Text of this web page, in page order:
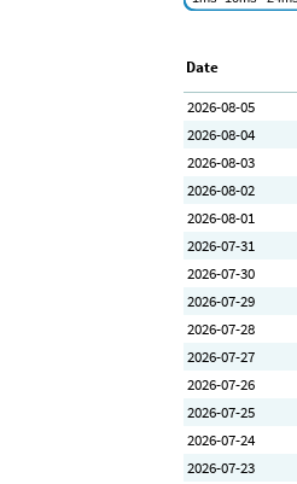
Date
2026-08-05
2026-08-04
2026-08-03
2026-08-02
2026-08-01
2026-07-31
2026-07-30
2026-07-29
2026-07-28
2026-07-27
2026-07-26
2026-07-25
2026-07-24
2026-07-23